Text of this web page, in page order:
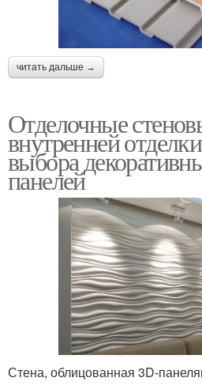
читать дальше →
Отделочные
внутренней
выбора
панелей
Стена, облицованная 3D-